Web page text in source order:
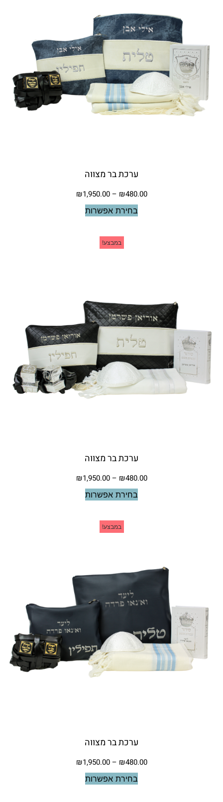
ערכת בר מצווה
₪480.00
–
₪1,950.00
בחירת אפשרות
במבצע!
ערכת בר מצווה
₪480.00
–
₪1,950.00
בחירת אפשרות
במבצע!
ערכת בר מצווה
₪480.00
–
₪1,950.00
בחירת אפשרות